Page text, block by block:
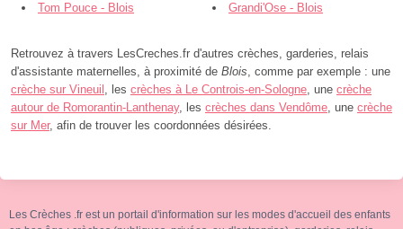
Tom Pouce - Blois
Grandi'Ose - Blois
Retrouvez à travers LesCreches.fr d'autres crèches, garderies, relais
d'assistante maternelles, à proximité de Blois, comme par exemple : une
crèche sur Vineuil , les crèches à Le Controis-en-Sologne, une crèche
autour de Romorantin-Lanthenay, les crèches dans Vendôme, une crèche
sur Mer, afin de trouver les coordonnées désirées.
Les Crèches .fr est un portail d'information sur les modes d'accueil des enfants